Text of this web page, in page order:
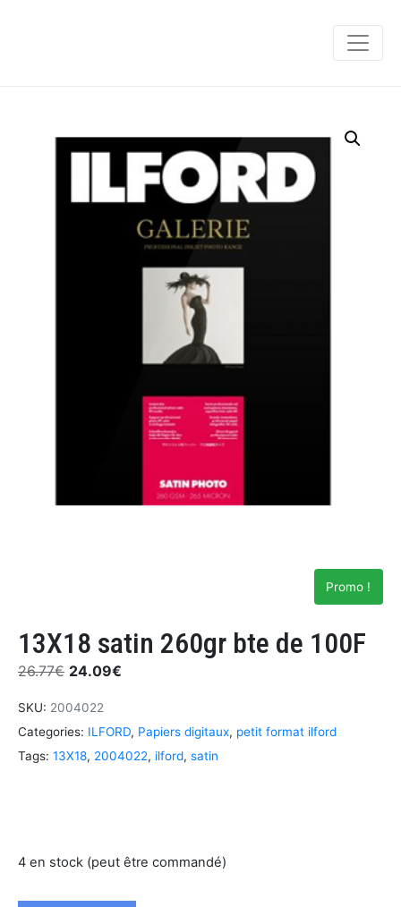
Promo !
13X18 satin 260gr bte de 100F
26.77€ 24.09€
SKU: 2004022
Categories: ILFORD, Papiers digitaux, petit format ilford
Tags: 13X18, 2004022, ilford, satin
4 en stock (peut être commandé)